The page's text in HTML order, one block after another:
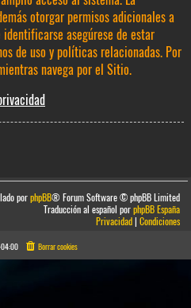
otorgar permisos adicionales a
identificarse asegúrese de estar
de uso y políticas relacionadas. Por
navega por el Sitio.
porphpBB® Forum Software © phpBB Limited
Traducción al español porphpBB España
Privacidad|Condiciones
04:00 Borrar cookies